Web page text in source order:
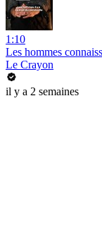
1:10
Les hommes
Le Crayon
il y a 2 semaines